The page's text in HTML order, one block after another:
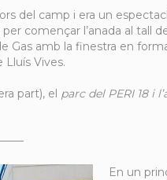
del camp i era un
començar l’anada al tall
Gas amb la finestra en
Lluís Vives.
part), el parc del PERI 18 i
En un